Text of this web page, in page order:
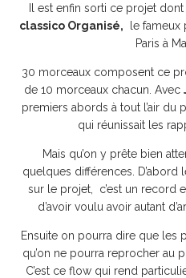
Il est enfin sorti ce projet
classico Organisé, le fameux
Paris à
30 morceaux composent ce
de 10 morceaux chacun. Avec
premiers abords à tout l’air du
qui réunissait les
Mais qu’on y prête bien
quelques différences. D’abord
sur le projet, c’est un record
d’avoir voulu avoir autant
Ensuite on pourra dire que les
qu’on ne pourra reprocher au
C’est ce flow qui rend